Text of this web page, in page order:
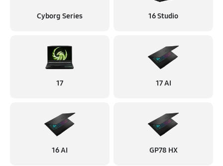
Cyborg Series 16 Studio
17 17 AI
16 AI GP78 HX